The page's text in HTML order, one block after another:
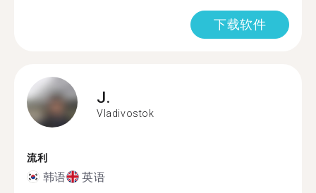
下载软件
J.
Vladivostok
流利
韩语 英语